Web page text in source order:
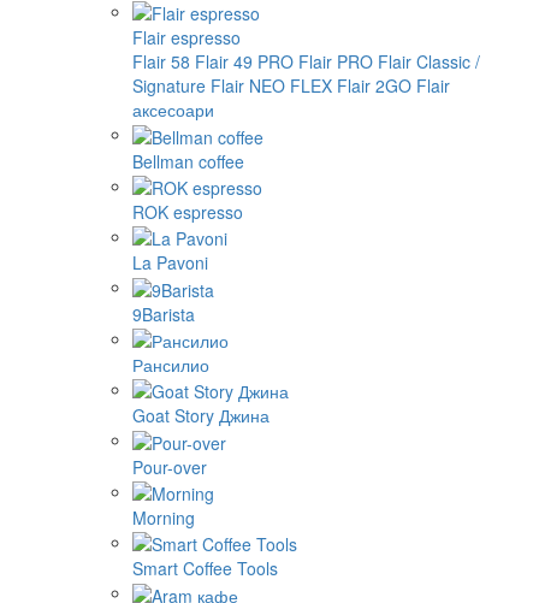
Flair espresso
Flair 58 Flair 49 PRO Flair PRO Flair Classic /
Signature Flair NEO FLEX Flair 2GO Flair
аксесоари
Bellman coffee
ROK espresso
La Pavoni
9Barista
Рансилио
Goat Story Джина
Pour-over
Morning
Smart Coffee Tools